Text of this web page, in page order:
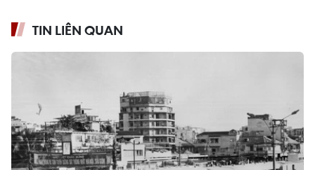
TIN LIÊN QUAN